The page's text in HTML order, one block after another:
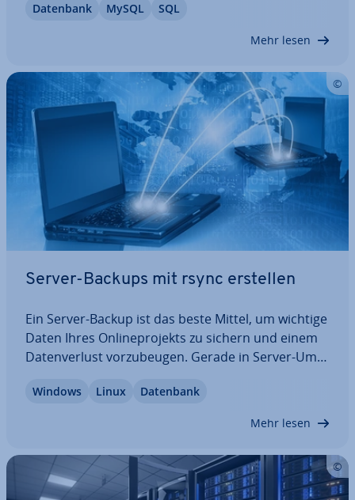
Abständen Si­che­rungs­ko­pien erstellen. Mithilfe
Datenbank MySQL SQL
Mehr lesen
Server-Backups mit rsync erstellen
Ein Server-Backup ist das beste Mittel, um wichtige
Daten Ihres On­line­pro­jekts zu sichern und einem
Da­ten­ver­lust vor­zu­beu­gen. Gerade in Server-Um­
an­ge­bracht, die alle Endgeräte be­rück­sich­tigt.
Windows Linux Datenbank
Mehr lesen